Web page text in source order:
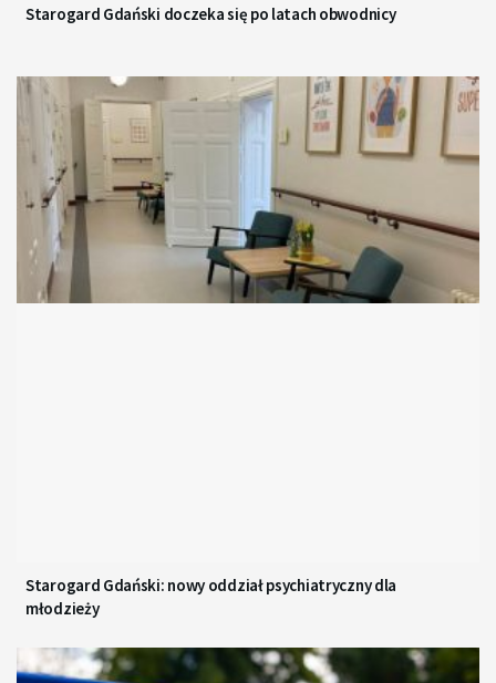
Starogard Gdański doczeka się po latach obwodnicy
Starogard Gdański: nowy oddział psychiatryczny dla
młodzieży